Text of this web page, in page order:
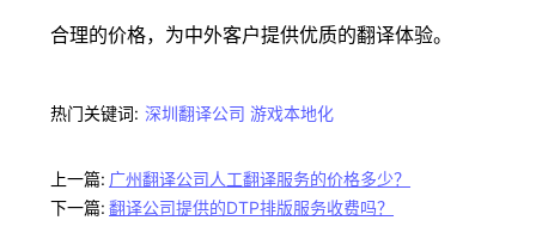
合理的价格，为中外客户提供优质的翻译体验。
热门关键词: 深圳翻译公司 游戏本地化
上一篇: 广州翻译公司人工翻译服务的价格多少？
下一篇: 翻译公司提供的DTP排版服务收费吗？